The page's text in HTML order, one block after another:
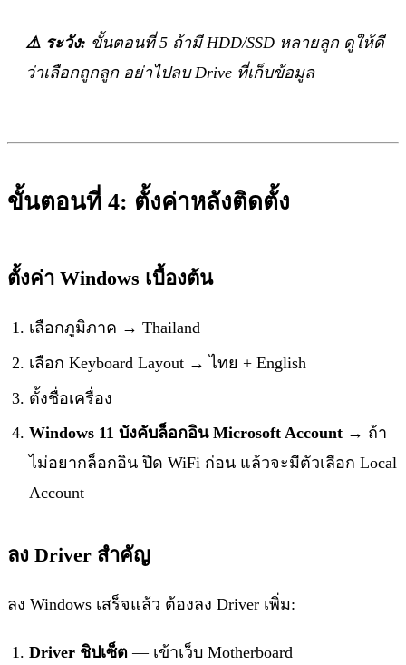
⚠️ ระวัง: ขั้นตอนที่ 5 ถ้ามี HDD/SSD หลายลูก ดูให้ดี
ว่าเลือกถูกลูก อย่าไปลบ Drive ที่เก็บข้อมูล
ขั้นตอนที่ 4: ตั้งค่าหลังติดตั้ง
ตั้งค่า Windows เบื้องต้น
เลือกภูมิภาค → Thailand
เลือก Keyboard Layout → ไทย + English
ตั้งชื่อเครื่อง
Windows 11 บังคับล็อกอิน Microsoft Account → ถ้า
ไม่อยากล็อกอิน ปิด WiFi ก่อน แล้วจะมีตัวเลือก Local
Account
ลง Driver สำคัญ
ลง Windows เสร็จแล้ว ต้องลง Driver เพิ่ม:
Driver ชิปเซ็ต — เข้าเว็บ Motherboard